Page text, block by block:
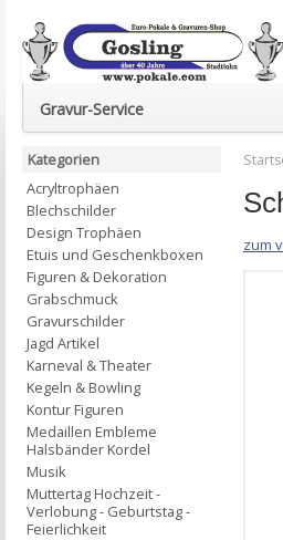
Euro-Pokale & Gravur-Shop
Gravur-Service
zum
Kategorien
Acryltrophäen
Blechschilder
Design Trophäen
Etuis und Geschenkboxen
Figuren & Dekoration
Grabschmuck
Gravurschilder
Jagd Artikel
Karneval & Theater
Kegeln & Bowling
Kontur Figuren
Medaillen Embleme
Halsbänder Kordel
Musik
Muttertag Hochzeit -
Verlobung - Geburtstag -
Feierlichkeit